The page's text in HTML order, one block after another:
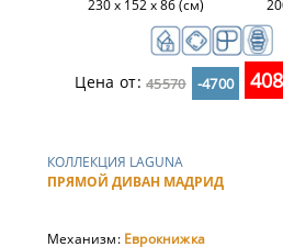
230 х 152 х 86 (см)
Цена от:45570 -4700
КОЛЛЕКЦИЯ LAGUNA
ПРЯМОЙ ДИВАН МАДРИД
Механизм: Еврокнижка